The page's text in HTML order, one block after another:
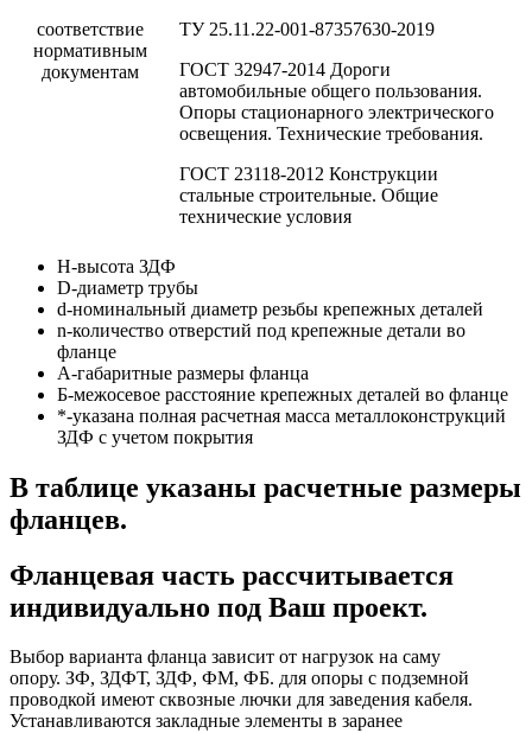
соответствие
нормативным
документам
ТУ 25.11.22-001-87357630-2019
ГОСТ 32947-2014 Дороги
автомобильные общего пользования.
Опоры стационарного электрического
освещения. Технические требования.
ГОСТ 23118-2012 Конструкции
стальные строительные. Общие
технические условия
Н-высота ЗДФ
D-диаметр трубы
d-номинальный диаметр резьбы крепежных деталей
n-количество отверстий под крепежные детали во
фланце
A-габаритные размеры фланца
Б-межосевое расстояние крепежных деталей во фланце
*-указана полная расчетная масса металлоконструкций
ЗДФ с учетом покрытия
В таблице указаны расчетные размеры
фланцев.
Фланцевая часть рассчитывается
индивидуально под Ваш проект.
Выбор варианта фланца зависит от нагрузок на саму
опору. ЗФ, ЗДФТ, ЗДФ, ФМ, ФБ. для опоры с подземной
проводкой имеют сквозные лючки для заведения кабеля.
Устанавливаются закладные элементы в заранее